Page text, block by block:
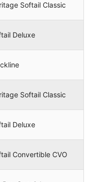
Softail Classic
Deluxe
Softail Classic
Deluxe
Convertible CVO